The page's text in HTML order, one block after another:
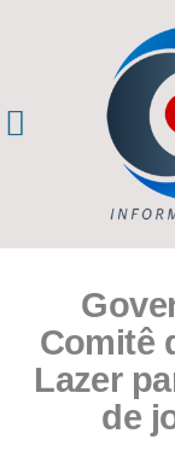
Comitê
Lazer
de